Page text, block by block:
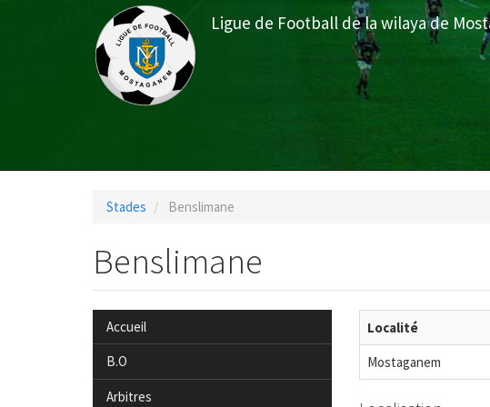
Ligue de Football de la wilaya de
compte
de
l'utilisateur
Stades Benslimane
Benslimane
Accueil
B.O
Arbitres
Localité
Mostaganem